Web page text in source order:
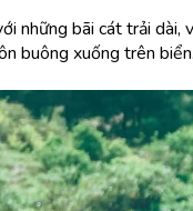
những bãi cát trải
buông xuống trên biển.